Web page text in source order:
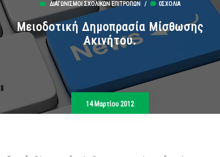
ΔΙΑΓΩΝΙΣΜΟΊ ΣΧΟΛΙΚΏΝ ΕΠΙΤΡΟΠΏΝ / 0ΣΧΌΛΙΑ
Μειοδοτική Δημοπρασία Μίσθωσης
Ακινήτου.
14 Μαρτίου 2012